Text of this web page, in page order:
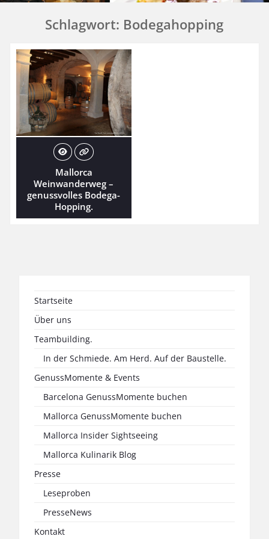
Schlagwort: Bodegahopping
Mallorca
Weinwanderweg –
genussvolles Bodega-
Hopping.
Startseite
Über uns
Teambuilding.
In der Schmiede. Am Herd. Auf der Baustelle.
GenussMomente & Events
Barcelona GenussMomente buchen
Mallorca GenussMomente buchen
Mallorca Insider Sightseeing
Mallorca Kulinarik Blog
Presse
Leseproben
PresseNews
Kontakt